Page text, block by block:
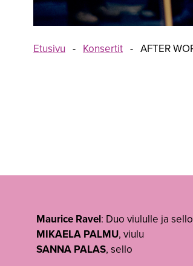
Etusivu - Konsertit - AFTER
Maurice Ravel: Duo viululle ja
MIKAELA PALMU, viulu
SANNA PALAS, sello